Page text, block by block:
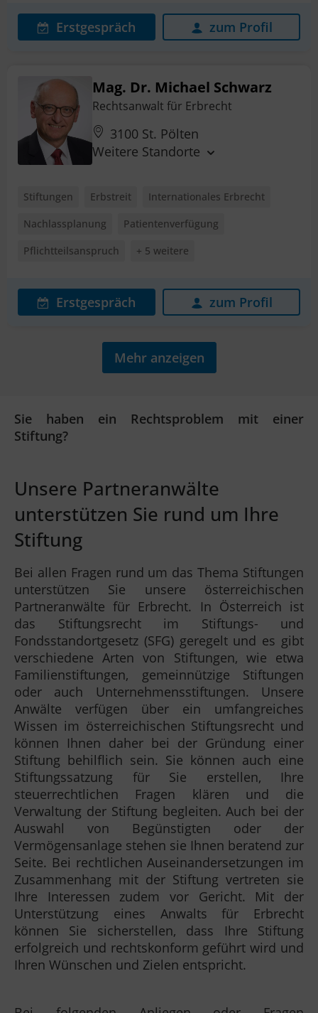
Erstgespräch zum Profil
Mag. Dr. Michael Schwarz
Rechtsanwalt für Erbrecht
3100 St. Pölten
Weitere Standorte
Stiftungen Erbstreit
Internationales Erbrecht
Nachlassplanung
Patientenverfügung
Pflichtteilsanspruch
+ 5 weitere
Erstgespräch zum Profil
Mehr anzeigen
Sie haben ein Rechtsproblem mit einer
Stiftung?
Unsere Partneranwälte
unterstützen Sie rund um Ihre
Stiftung
Bei allen Fragen rund um das Thema Stiftungen
unterstützen Sie unsere österreichischen
Partneranwälte für Erbrecht. In Österreich ist
das Stiftungsrecht im Stiftungs- und
Fondsstandortgesetz (SFG) geregelt und es gibt
verschiedene Arten von Stiftungen, wie etwa
Familienstiftungen, gemeinnützige Stiftungen
oder auch Unternehmensstiftungen. Unsere
Anwälte verfügen über ein umfangreiches
Wissen im österreichischen Stiftungsrecht und
können Ihnen daher bei der Gründung einer
Stiftung behilflich sein. Sie können auch eine
Stiftungssatzung für Sie erstellen, Ihre
steuerrechtlichen Fragen klären und die
Verwaltung der Stiftung begleiten. Auch bei der
Auswahl von Begünstigten oder der
Vermögensanlage stehen sie Ihnen beratend zur
Seite. Bei rechtlichen Auseinandersetzungen im
Zusammenhang mit der Stiftung vertreten sie
Ihre Interessen zudem vor Gericht. Mit der
Unterstützung eines Anwalts für Erbrecht
können Sie sicherstellen, dass Ihre Stiftung
erfolgreich und rechtskonform geführt wird und
Ihren Wünschen und Zielen entspricht.